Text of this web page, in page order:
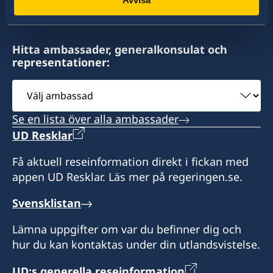
14 Archbishop Street,
Valletta, VLT1144 - Malta
Telefon- och besökstid :
Besökstid endast efter överenskommelse.
måndag - fredag kl. 09.00-12.00
Honorärkonsul
Francis Galea Salomone
Hitta ambassader, generalkonsulat och
representationer:
Välj
ambassad
Se en lista över alla ambassader
UD Resklar
Få aktuell reseinformation direkt i fickan med
appen UD Resklar. Läs mer på regeringen.se.
Svensklistan
Lämna uppgifter om var du befinner dig och
hur du kan kontaktas under din utlandsvistelse.